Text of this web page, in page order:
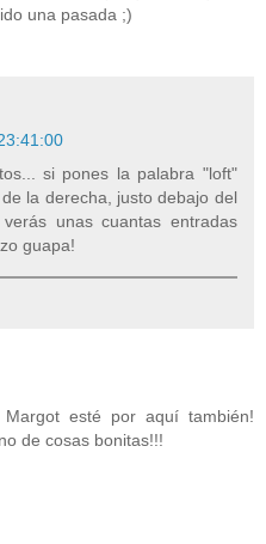
una pasada ;)
si pones la palabra "loft"
la derecha, justo debajo del
unas cuantas entradas
guapa!
esté por aquí también!
de cosas bonitas!!!